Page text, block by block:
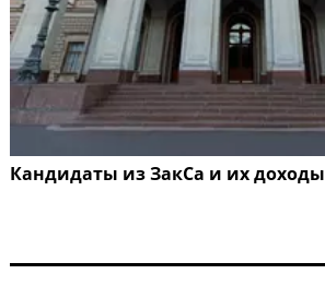
Кандидаты из ЗакСа и их доходы